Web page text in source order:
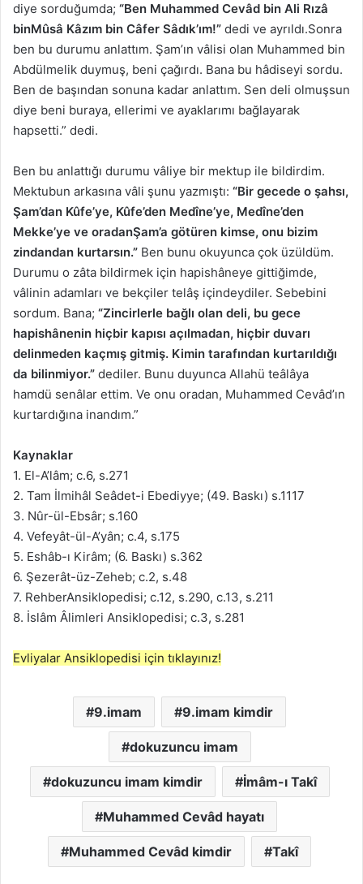
diye sorduğumda; “Ben Muhammed Cevâd bin Ali Rızâ
binMûsâ Kâzım bin Câfer Sâdık’ım!” dedi ve ayrıldı.Sonra
ben bu durumu anlattım. Şam’ın vâlisi olan Muhammed bin
Abdülmelik duymuş, beni çağırdı. Bana bu hâdiseyi sordu.
Ben de başından sonuna kadar anlattım. Sen deli olmuşsun
diye beni buraya, ellerimi ve ayaklarımı bağlayarak
hapsetti.” dedi.
Ben bu anlattığı durumu vâliye bir mektup ile bildirdim.
Mektubun arkasına vâli şunu yazmıştı: “Bir gecede o şahsı,
Şam’dan Kûfe’ye, Kûfe’den Medîne’ye, Medîne’den
Mekke’ye ve oradanŞam’a götüren kimse, onu bizim
zindandan kurtarsın.” Ben bunu okuyunca çok üzüldüm.
Durumu o zâta bildirmek için hapishâneye gittiğimde,
vâlinin adamları ve bekçiler telâş içindeydiler. Sebebini
sordum. Bana; “Zincirlerle bağlı olan deli, bu gece
hapishânenin hiçbir kapısı açılmadan, hiçbir duvarı
delinmeden kaçmış gitmiş. Kimin tarafından kurtarıldığı
da bilinmiyor.” dediler. Bunu duyunca Allahü teâlâya
hamdü senâlar ettim. Ve onu oradan, Muhammed Cevâd’ın
kurtardığına inandım.”
Kaynaklar
1. El-A’lâm; c.6, s.271
2. Tam İlmihâl Seâdet-i Ebediyye; (49. Baskı) s.1117
3. Nûr-ül-Ebsâr; s.160
4. Vefeyât-ül-A’yân; c.4, s.175
5. Eshâb-ı Kirâm; (6. Baskı) s.362
6. Şezerât-üz-Zeheb; c.2, s.48
7. RehberAnsiklopedisi; c.12, s.290, c.13, s.211
8. İslâm Âlimleri Ansiklopedisi; c.3, s.281
Evliyalar Ansiklopedisi için tıklayınız!
9.imam 9.imam kimdir
dokuzuncu imam
dokuzuncu imam kimdir İmâm-ı Takî
Muhammed Cevâd hayatı
Muhammed Cevâd kimdir Takî